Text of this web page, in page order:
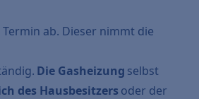
Termin ab. Dieser nimmt die
Die Gasheizung selbst
des Hausbesitzers oder der